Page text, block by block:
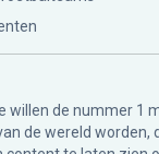
willen de nummer 1
de wereld worden,